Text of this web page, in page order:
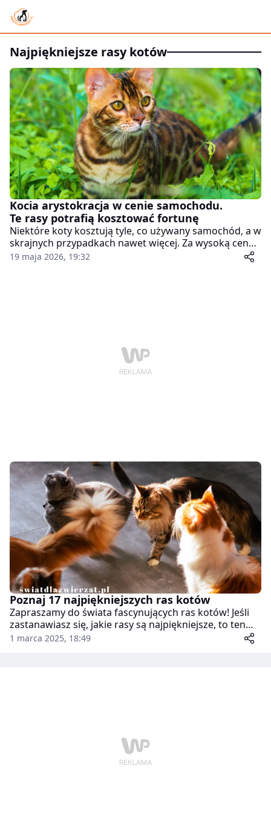
najpiękniejsze rasy kotów
Kocia arystokracja w cenie samochodu.
Te rasy potrafią kosztować fortunę
Niektóre koty kosztują tyle, co używany samochód, a w
skrajnych przypadkach nawet więcej. Za wysoką ceną
zwykle stoją rzadka linia hodowlana, nietypowe
19 maja 2026, 19:32
Poznaj 17 najpiękniejszych ras kotów
Zapraszamy do świata fascynujących ras kotów! Jeśli
zastanawiasz się, jakie rasy są najpiękniejsze, to ten
artykuł jest dla Ciebie.
1 marca 2025, 18:49